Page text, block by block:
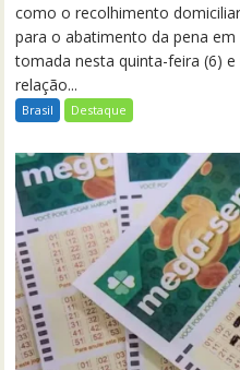
como o recolhimento
para o abatimento da pena
tomada nesta quinta-feira (6)
relação...
Brasil Destaque